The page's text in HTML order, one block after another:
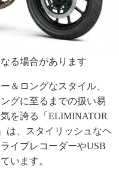
る場合があります
＆ロングなスタイル、
グに至るまでの扱い易
を誇る「ELIMINATOR
は、スタイリッシュなヘ
イブレコーダーやUSB
います。